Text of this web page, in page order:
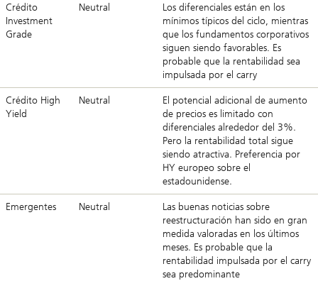
Crédito
Investment
Grade
Neutral
Los diferenciales están en los
mínimos típicos del ciclo, mientras
que los fundamentos corporativos
siguen siendo favorables. Es
probable que la rentabilidad sea
impulsada por el carry
Crédito High
Yield
Neutral
El potencial adicional de aumento
de precios es limitado con
diferenciales alrededor del 3%.
Pero la rentabilidad total sigue
siendo atractiva. Preferencia por
HY europeo sobre el
estadounidense.
Emergentes Neutral
Las buenas noticias sobre
reestructuración han sido en gran
medida valoradas en los últimos
meses. Es probable que la
rentabilidad impulsada por el carry
sea predominante